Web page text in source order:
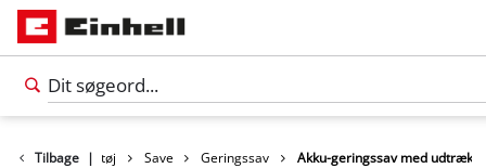
Tilbage |
Værktøj Save Geringssav Akku-geringssav med udtræk